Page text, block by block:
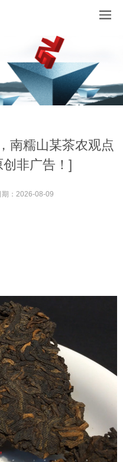
南糯山某茶农观点
非广告！]
期： 2026-08-09